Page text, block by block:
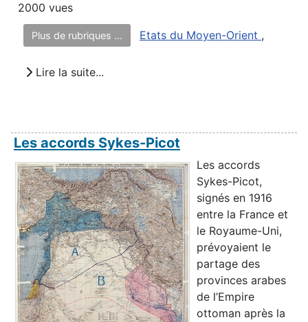
2000 vues
Plus de rubriques ... Etats du Moyen-Orient ,
Lire la suite...
Les accords Sykes-Picot
Les accords
Sykes-Picot,
signés en 1916
entre la France et
le Royaume-Uni,
prévoyaient le
partage des
provinces arabes
de l’Empire
ottoman après la